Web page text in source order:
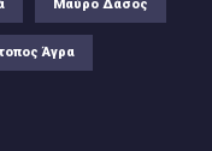
Μαύρο Δάσος
Άγρα